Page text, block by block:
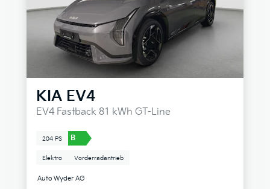
KIA EV4
EV4 Fastback 81 kWh GT-Line
204 PS B
Elektro Vorderradantrieb
Auto Wyder AG